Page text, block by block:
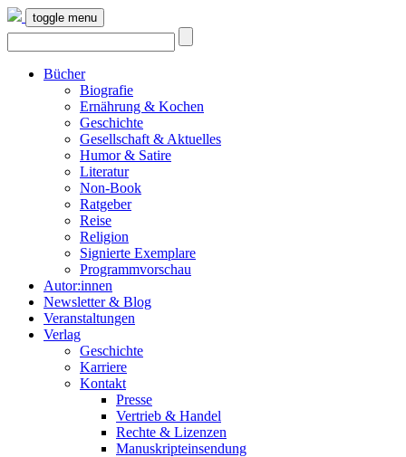
toggle menu
Bücher
Biografie
Ernährung & Kochen
Geschichte
Gesellschaft & Aktuelles
Humor & Satire
Literatur
Non-Book
Ratgeber
Reise
Religion
Signierte Exemplare
Programmvorschau
Autor:innen
Newsletter & Blog
Veranstaltungen
Verlag
Geschichte
Karriere
Kontakt
Presse
Vertrieb & Handel
Rechte & Lizenzen
Manuskripteinsendung